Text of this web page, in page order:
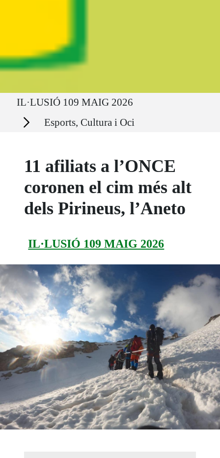
Ruta del sitio
IL·LUSIÓ 109 MAIG 2026
Secciones Esports, Cultura i Oci
11 afiliats a l’ONCE
coronen el cim més alt
dels Pirineus, l’Aneto
IL·LUSIÓ 109 MAIG 2026